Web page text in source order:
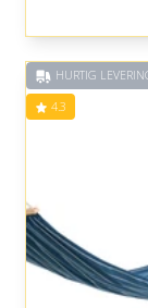
HURTIG
4.3